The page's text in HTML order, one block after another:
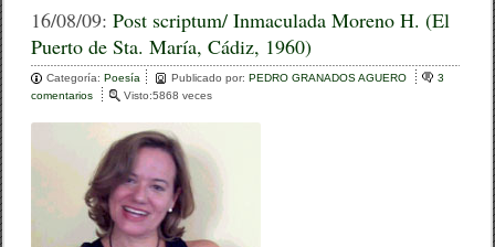
c
e
b
o
o
k
tt
er
m
p
ar
tir
16/08/09:Post scriptum/ Inmaculada Moreno H. (El
Puerto de Sta. María, Cádiz, 1960)
Categoría:Poesía Publicado por:PEDRO GRANADOS AGUERO
3
comentarios
s
t
s
c
r
Visto:5868 veces